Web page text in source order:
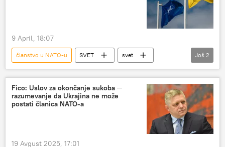
9 April, 18:07
članstvo u NATO-u SVET
svet
NATO
Ukrajina
Još 2
Fico: Uslov za okončanje sukoba ─
razumevanje da Ukrajina ne može
postati članica NATO-a
19 Avgust 2025, 17:01